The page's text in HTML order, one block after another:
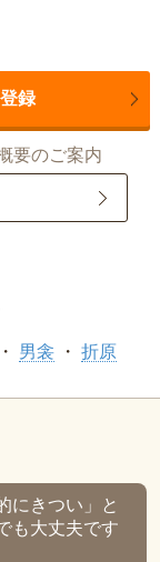
録
要のご案内
男衾 折原
にきつい」と
も大丈夫です